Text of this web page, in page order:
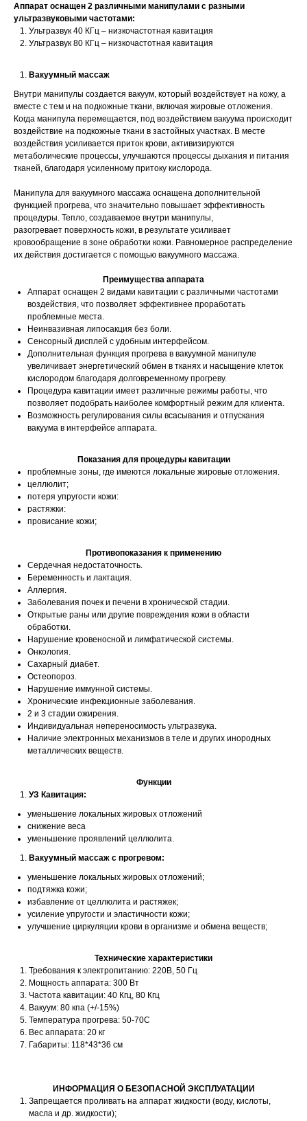
Аппарат оснащен 2 различными манипулами с разными
ультразвуковыми частотами:
Ультразвук 40 КГц – низкочастотная кавитация
Ультразвук 80 КГц – низкочастотная кавитация
Вакуумный массаж
Внутри манипулы создается вакуум, который воздействует на кожу, а
вместе с тем и на подкожные ткани, включая жировые отложения.
Когда манипула перемещается, под воздействием вакуума происходит
воздействие на подкожные ткани в застойных участках. В месте
воздействия усиливается приток крови, активизируются
метаболические процессы, улучшаются процессы дыхания и питания
тканей, благодаря усиленному притоку кислорода.
Манипула для вакуумного массажа оснащена дополнительной
функцией прогрева, что значительно повышает эффективность
процедуры. Тепло, создаваемое внутри манипулы,
разогревает поверхность кожи, в результате усиливает
кровообращение в зоне обработки кожи. Равномерное распределение
их действия достигается с помощью вакуумного массажа.
Преимущества аппарата
Аппарат оснащен 2 видами кавитации с различными частотами
воздействия, что позволяет эффективнее проработать
проблемные места.
Неинвазивная липосакция без боли.
Сенсорный дисплей с удобным интерфейсом.
Дополнительная функция прогрева в вакуумной манипуле
увеличивает энергетический обмен в тканях и насыщение клеток
кислородом благодаря долговременному прогреву.
Процедура кавитации имеет различные режимы работы, что
позволяет подобрать наиболее комфортный режим для клиента.
Возможность регулирования силы всасывания и отпускания
вакуума в интерфейсе аппарата.
Показания для процедуры кавитации
проблемные зоны, где имеются локальные жировые отложения.
целлюлит;
потеря упругости кожи:
растяжки:
провисание кожи;
Противопоказания к применению
Сердечная недостаточность.
Беременность и лактация.
Аллергия.
Заболевания почек и печени в хронической стадии.
Открытые раны или другие повреждения кожи в области
обработки.
Нарушение кровеносной и лимфатической системы.
Онкология.
Сахарный диабет.
Остеопороз.
Нарушение иммунной системы.
Хронические инфекционные заболевания.
2 и 3 стадии ожирения.
Индивидуальная непереносимость ультразвука.
Наличие электронных механизмов в теле и других инородных
металлических веществ.
Функции
УЗ Кавитация:
уменьшение локальных жировых отложений
снижение веса
уменьшение проявлений целлюлита.
Вакуумный массаж с прогревом:
уменьшение локальных жировых отложений;
подтяжка кожи;
избавление от целлюлита и растяжек;
усиление упругости и эластичности кожи;
улучшение циркуляции крови в организме и обмена веществ;
Технические характеристики
Требования к электропитанию: 220В, 50 Гц
Мощность аппарата: 300 Вт
Частота кавитации: 40 Кгц, 80 Кгц
Вакуум: 80 кпа (+/-15%)
Температура прогрева: 50-70С
Вес аппарата: 20 кг
Габариты: 118*43*36 см
ИНФОРМАЦИЯ О БЕЗОПАСНОЙ ЭКСПЛУАТАЦИИ
Запрещается проливать на аппарат жидкости (воду, кислоты,
масла и др. жидкости);